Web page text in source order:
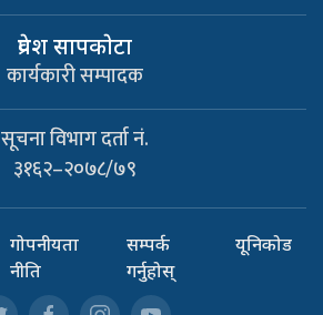
प्रवेश सापकाेटा
कार्यकारी सम्पादक
सूचना विभाग दर्ता नं.
३१६२–२०७८/७९
गोपनीयता
नीति
सम्पर्क
गर्नुहोस्
यूनिकोड